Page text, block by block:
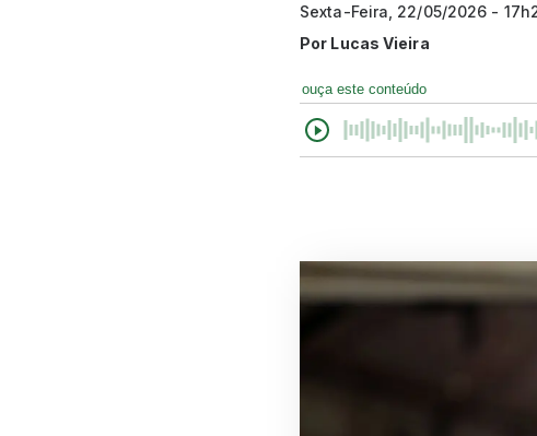
Sexta-Feira, 22/05/2026 -
Por Lucas Vieira
ouça este conteúdo